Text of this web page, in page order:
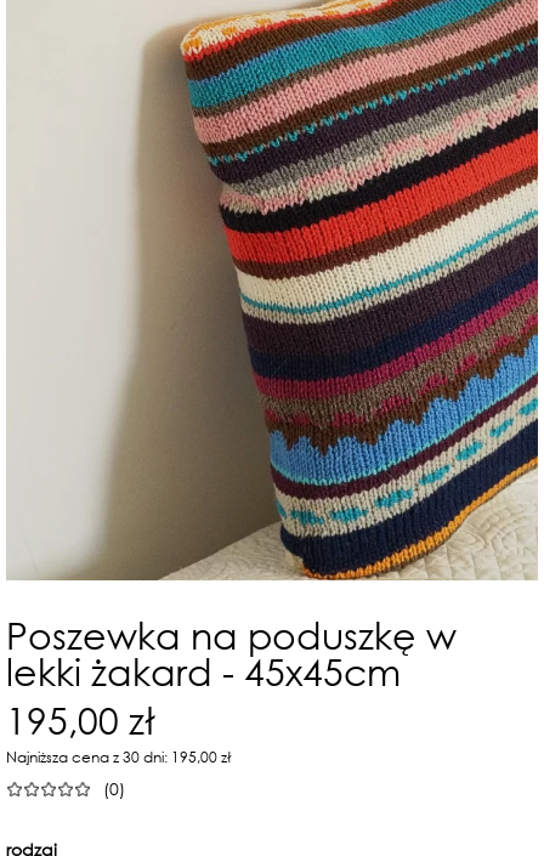
Poszewka na poduszkę w
lekki żakard - 45x45cm
195,00 zł
Najniższa cena z 30 dni: 195,00 zł
(0)
rodzaj